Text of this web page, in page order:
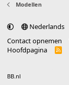
Modellen
Nederlands
Contact opnemen
Hoofdpagina
R
BB.nl